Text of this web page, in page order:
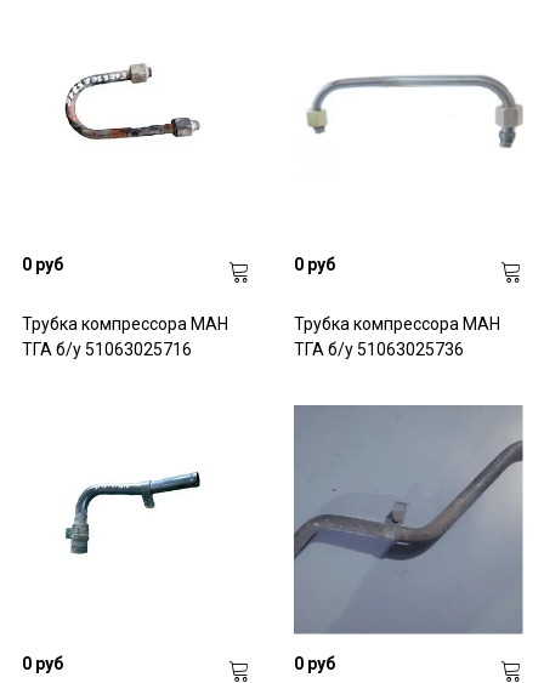
0 руб
Трубка компрессора МАН
ТГА б/у 51063025716
0 руб
Трубка компрессора МАН
ТГА б/у 51063025736
0 руб 0 руб